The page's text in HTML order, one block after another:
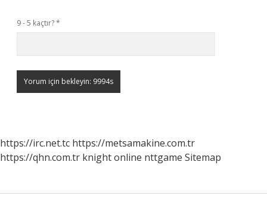
9 - 5 kaçtır?*
https://irc.net.tc https://metsamakine.com.tr
https://qhn.com.tr knight online nttgame Sitemap